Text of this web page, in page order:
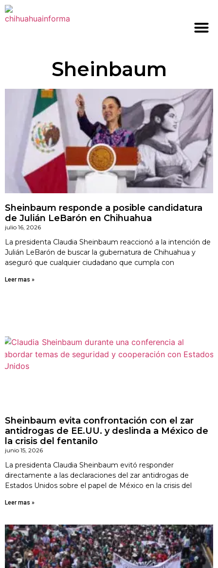
Sheinbaum
Sheinbaum responde a posible candidatura
de Julián LeBarón en Chihuahua
julio 16, 2026
La presidenta Claudia Sheinbaum reaccionó a la intención de
Julián LeBarón de buscar la gubernatura de Chihuahua y
aseguró que cualquier ciudadano que cumpla con
Leer mas »
Sheinbaum evita confrontación con el zar
antidrogas de EE.UU. y deslinda a México de
la crisis del fentanilo
junio 15, 2026
La presidenta Claudia Sheinbaum evitó responder
directamente a las declaraciones del zar antidrogas de
Estados Unidos sobre el papel de México en la crisis del
Leer mas »